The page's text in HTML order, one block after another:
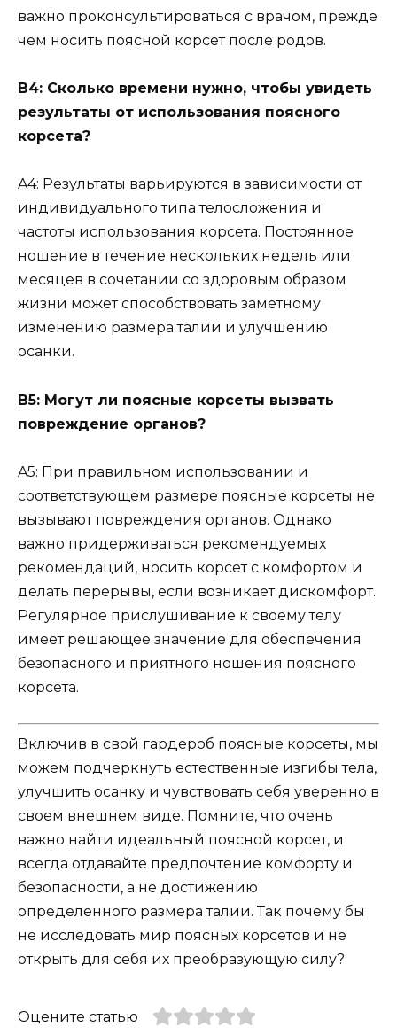
важно проконсультироваться с врачом, прежде
чем носить поясной корсет после родов.
В4: Сколько времени нужно, чтобы увидеть
результаты от использования поясного
корсета?
A4: Результаты варьируются в зависимости от
индивидуального типа телосложения и
частоты использования корсета. Постоянное
ношение в течение нескольких недель или
месяцев в сочетании со здоровым образом
жизни может способствовать заметному
изменению размера талии и улучшению
осанки.
В5: Могут ли поясные корсеты вызвать
повреждение органов?
A5: При правильном использовании и
соответствующем размере поясные корсеты не
вызывают повреждения органов. Однако
важно придерживаться рекомендуемых
рекомендаций, носить корсет с комфортом и
делать перерывы, если возникает дискомфорт.
Регулярное прислушивание к своему телу
имеет решающее значение для обеспечения
безопасного и приятного ношения поясного
корсета.
Включив в свой гардероб поясные корсеты, мы
можем подчеркнуть естественные изгибы тела,
улучшить осанку и чувствовать себя уверенно в
своем внешнем виде. Помните, что очень
важно найти идеальный поясной корсет, и
всегда отдавайте предпочтение комфорту и
безопасности, а не достижению
определенного размера талии. Так почему бы
не исследовать мир поясных корсетов и не
открыть для себя их преобразующую силу?
Оцените статью